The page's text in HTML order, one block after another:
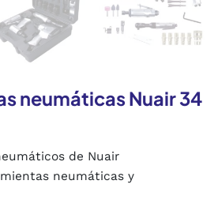
neumáticas Nuair 34
de Nuair
neumáticas y